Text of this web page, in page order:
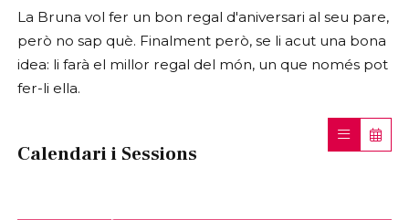
La Bruna vol fer un bon regal d'aniversari al seu pare,
però no sap què. Finalment però, se li acut una bona
idea: li farà el millor regal del món, un que només pot
fer-li ella.
Calendari i Sessions